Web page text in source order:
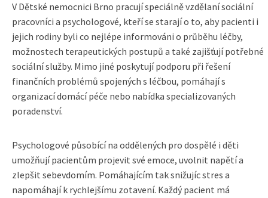
V Dětské nemocnici Brno pracují speciálně vzdělaní sociální
pracovníci a psychologové, kteří se starají o to, aby pacienti i
jejich rodiny byli co nejlépe informováni o průběhu léčby,
možnostech terapeutických postupů a také zajišťují potřebné
sociální služby. Mimo jiné poskytují podporu při řešení
finančních problémů spojených s léčbou, pomáhají s
organizací domácí péče nebo nabídka specializovaných
poradenství.
Psychologové působící na oddělených pro dospělé i děti
umožňují pacientům projevit své emoce, uvolnit napětí a
zlepšit sebevdomím. Pomáhajícím tak snižujíc stres a
napomáhají k rychlejšímu zotavení. Každý pacient má